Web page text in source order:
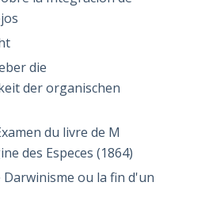
die
der organischen
du livre de M
des Especes (1864)
Darwinisme ou la fin d'un